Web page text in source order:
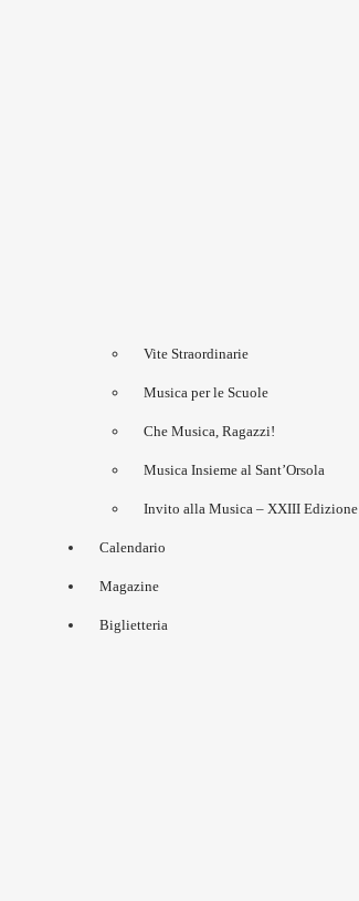
Vite Straordinarie
Musica per le Scuole
Che Musica, Ragazzi!
Musica Insieme al Sant’Orsola
Invito alla Musica – XXIII Edizione
Calendario
Magazine
Biglietteria